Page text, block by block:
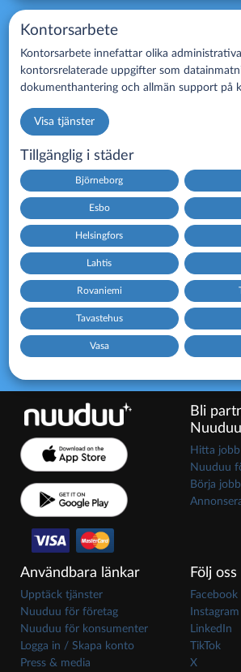
Kontorsarbete
Kontorsarbete innefattar olika
kontorsrelaterade uppgifter som
dokumenthantering och allmän support på
Visa tjänster
Tillgänglig i städer
Björneborg
Esbo
Helsingfors
Lahtis
Rovaniemi
Tavastehus
Vasa
Bli
Nuuduu
Hitta jobb
Nuuduu
Börja
Användbara länkar
Upptäck tjänster
Nuuduu för företag
Nuuduu för konsumenter
Logga in / Skapa konto
Press & media
Följ oss
Facebook
Instagram
LinkedIn
TikTok
X